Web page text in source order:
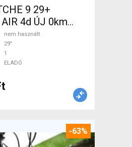
9 29+
4d ÚJ 0km
Bike 29" elöl
nem használt
nem használt
29"
1
ELADÓ
-63%